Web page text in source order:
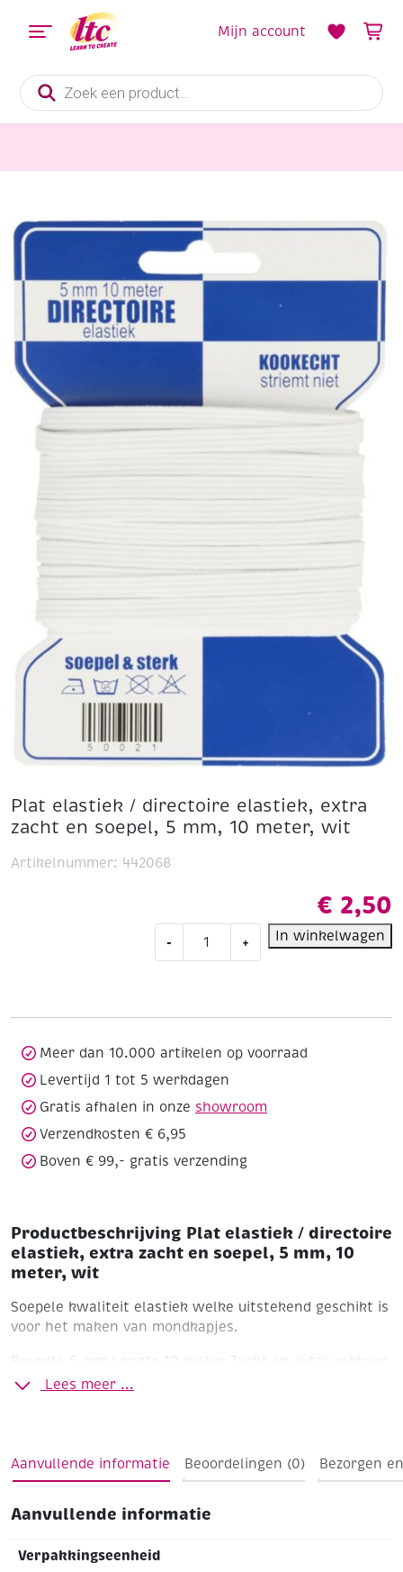
Producten
zoeken
Mijn account
Plat elastiek / directoire elastiek, extra
zacht en soepel, 5 mm, 10 meter, wit
€ 2,50
-
zacht
5
mm,
meter,
+ In winkelwagen
Artikelnummer: 442068
Meer dan 10.000 artikelen op voorraad
Levertijd 1 tot 5 werkdagen
Gratis afhalen in onze showroom
Verzendkosten € 6,95
Boven € 99,- gratis verzending
Productbeschrijving Plat elastiek / directoire
elastiek, extra zacht en soepel, 5 mm, 10
meter, wit
Soepele kwaliteit elastiek welke uitstekend geschikt is
voor het maken van mondkapjes.
Breedte 5 mm Lengte 10 meter
Zacht en extra rekbaar
Wasbaar tot 90 graden
Lees meer ...
Aanvullende informatie Beoordelingen (0) Bezorgen
Aanvullende informatie
Verpakkingseenheid